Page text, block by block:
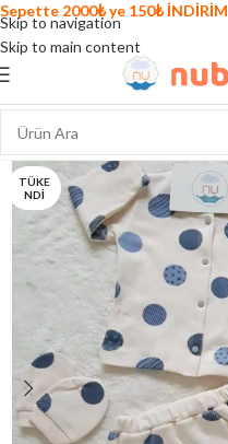
Skip to navigation
Skip to main content
TÜKE
NDI
Sepette 2000₺ ye 150₺ İNDİRİM